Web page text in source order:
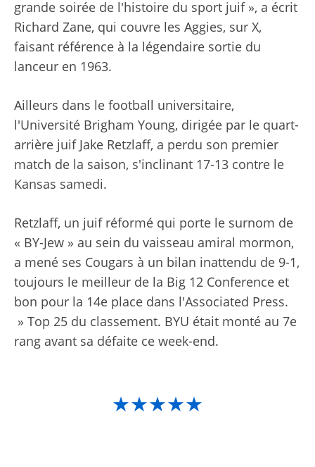
grande soirée de l'histoire du sport juif », a écrit
Richard Zane, qui couvre les Aggies, sur X,
faisant référence à la légendaire sortie du
lanceur en 1963.
Ailleurs dans le football universitaire,
l'Université Brigham Young, dirigée par le quart-
arrière juif Jake Retzlaff, a perdu son premier
match de la saison, s'inclinant 17-13 contre le
Kansas samedi.
Retzlaff, un juif réformé qui porte le surnom de
« BY-Jew » au sein du vaisseau amiral mormon,
a mené ses Cougars à un bilan inattendu de 9-1,
toujours le meilleur de la Big 12 Conference et
bon pour la 14e place dans l'Associated Press.
» Top 25 du classement. BYU était monté au 7e
rang avant sa défaite ce week-end.
★★★★★